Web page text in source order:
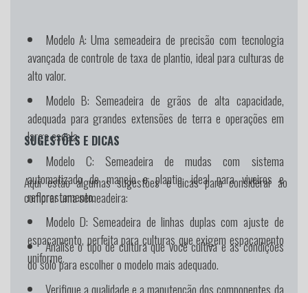
Modelo A: Uma semeadeira de precisão com tecnologia
avançada de controle de taxa de plantio, ideal para culturas de
alto valor.
Modelo B: Semeadeira de grãos de alta capacidade,
adequada para grandes extensões de terra e operações em
larga escala.
Modelo C: Semeadeira de mudas com sistema
automatizado de manejo e plantio, ideal para viveiros e
reflorestamento.
Modelo D: Semeadeira de linhas duplas com ajuste de
espaçamento, perfeita para culturas que exigem espaçamento
uniforme.
SUGESTÕES E DICAS
Aqui estão algumas sugestões e dicas para considerar ao
comprar uma semeadeira:
Analise o tipo de cultura que você cultiva e as condições
do solo para escolher o modelo mais adequado.
Verifique a qualidade e a manutenção dos componentes da